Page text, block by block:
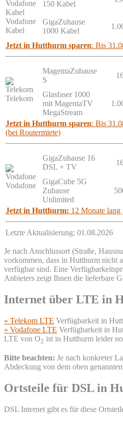
Vodafone
Kabel
150 Kabel
GigaZuhause
1000 Kabel
Jetzt in Hutthurm sparen: Bis
Telekom
MagentaZuhause
S
Glasfaser 1000
mit MagentaTV
MegaStream
Jetzt in Hutthurm sparen: Bis
(bei Routermiete)
Vodafone
GigaZuhause 16
DSL + TV
GigaCube 5G
Zuhause
Unlimited
Jetzt in Hutthurm: 12 Monate lang
Letzte Aktualisierung: 01.08.2026
Je nach Anschlussort (Straße,
vorkommen, dass in Hutthurm nicht
verfügbar sind. Eine
Anbieters zeigt Ihnen die lieferbare
Internet über LTE in
» Telekom LTE Verfügbarkeit in
» Vodafone LTE Verfügbarkeit in
LTE von O2 ist in Hutthurm leider
Bitte beachten: Je nach konkreter
Abdeckung von dem oben
Ortsteile für DSL in
DSL Internet gibt es für diese